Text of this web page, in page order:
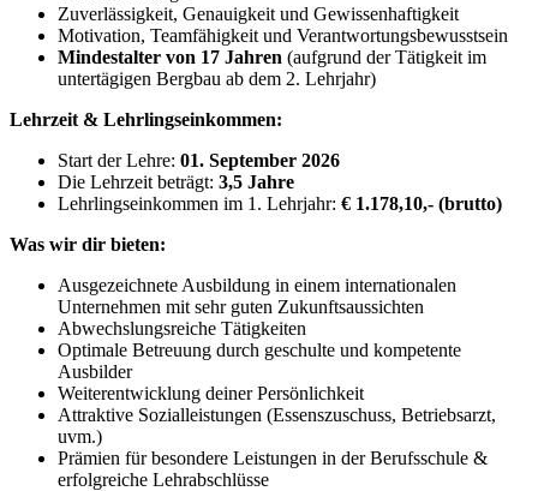
Zuverlässigkeit, Genauigkeit und Gewissenhaftigkeit
Motivation, Teamfähigkeit und Verantwortungsbewusstsein
Mindestalter von 17 Jahren (aufgrund der Tätigkeit im
untertägigen Bergbau ab dem 2. Lehrjahr)
Lehrzeit & Lehrlingseinkommen:
Start der Lehre: 01. September 2026
Die Lehrzeit beträgt: 3,5 Jahre
Lehrlingseinkommen im 1. Lehrjahr: € 1.178,10,- (brutto)
Was wir dir bieten:
Ausgezeichnete Ausbildung in einem internationalen
Unternehmen mit sehr guten Zukunftsaussichten
Abwechslungsreiche Tätigkeiten
Optimale Betreuung durch geschulte und kompetente
Ausbilder
Weiterentwicklung deiner Persönlichkeit
Attraktive Sozialleistungen (Essenszuschuss, Betriebsarzt,
uvm.)
Prämien für besondere Leistungen in der Berufsschule &
erfolgreiche Lehrabschlüsse